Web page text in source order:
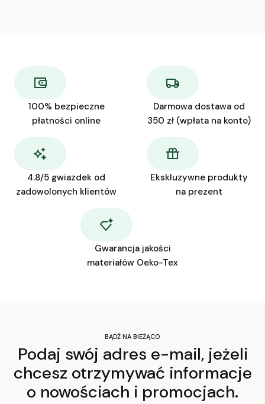
100% bezpieczne
płatności online
Darmowa dostawa od
350 zł (wpłata na konto)
4.8/5 gwiazdek od
zadowolonych klientów
Ekskluzywne produkty
na prezent
Gwarancja jakości
materiałów Oeko-Tex
BĄDŹ NA BIEŻĄCO
Podaj swój adres e-mail, jeżeli
chcesz otrzymywać informacje
o nowościach i promocjach.